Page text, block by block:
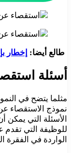
طالع أيضا: إخطار
أسئلة
مثلما يتضح في
نموذج الاستقصاء
الأسئلة التي
للوظيفة التي تقدم
الواردة في الفقرة